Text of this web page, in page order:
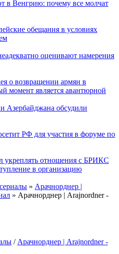
в Венгрию: почему все молчат
обещания в условиях
оценивают намерения
о возвращении армян в
момент является авантюрной
Азербайджана обсудили
РФ для участия в форуме по
укреплять отношения с БРИКС
в организацию
» Арачнорднер |
» Арачнорднер | Arajnordner -
/ Арачнорднер | Arajnordner -